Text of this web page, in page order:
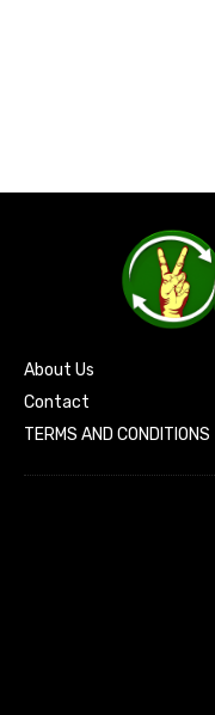
About Us
Contact
TERMS AND CONDITIONS